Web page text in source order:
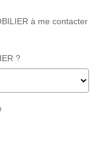
à me contacter
?